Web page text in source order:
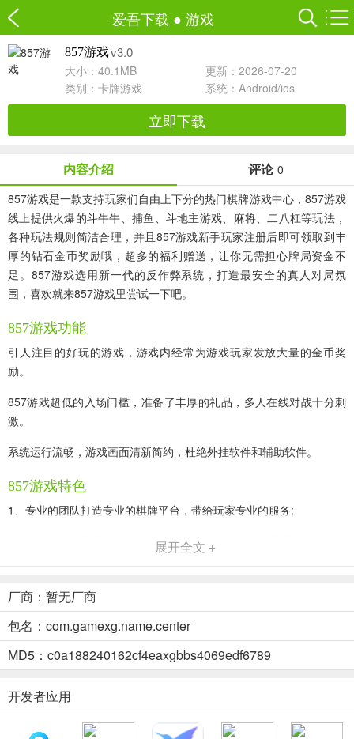
爱吾下载 ● 游戏
857游戏v3.0
大小：40.1MB
更新：2026-07-20
类别： 卡牌游戏 系统：Android/ios
立即下载
内容介绍 评论 0
857游戏是一款支持玩家们自由上下分的热门棋牌游戏中心，857游戏
线上提供火爆的斗牛牛、捕鱼、斗地主游戏、麻将、二八杠等玩法，
各种玩法规则简洁合理，并且857游戏新手玩家注册后即可领取到丰
厚的钻石金币奖励哦，超多的福利赠送，让你无需担心牌局资金不
足。857游戏选用新一代的反作弊系统，打造最安全的真人对局氛
围，喜欢就来857游戏里尝试一下吧。
857游戏功能
引人注目的好玩的游戏，游戏内经常为游戏玩家发放大量的金币奖
励。
857游戏超低的入场门槛，准备了丰厚的礼品，多人在线对战十分刺
激。
系统运行流畅，游戏画面清新简约，杜绝外挂软件和辅助软件。
857游戏特色
1、专业的团队打造专业的棋牌平台，带给玩家专业的服务;
2、精美的游戏界面有着精美的音乐，带给玩家精致的享受;
4、刺激的游戏模式有着丰富的玩法，带给玩家刺激的对战;
857游戏点评
竞技性比赛活动，比拼脑力和打牌技术的刺激舞台。
绑定手机通信录可一键邀请好友上线进行游戏体验。
857游戏安全指数超高的线上**功能强势来袭，支持自由存取款，安
展开全文 +
厂商：暂无厂商
包名：com.gamexg.name.center
MD5：c0a188240162cf4eaxgbbs4069edf6789
开发者应用